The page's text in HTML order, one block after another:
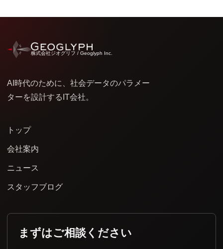
株式会社ジオグリフ / Geoglyph Inc.
AI時代のために、社会データのパラメー
ターを設計するIT会社。
トップ
会社案内
ニュース
スタッフブログ
まずはご相談ください